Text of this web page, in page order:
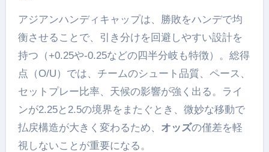
アジアンハンディキャップは、勝敗をハンデで均
衡させることで、引き分けを回避しやすい設計を
持つ（+0.25や-0.25などの四半分岐も特徴）。総得
点（O/U）では、チームのシュート品質、ペース、
セットプレー比率、天候の影響が強く出る。ライ
ンが2.25と2.5の境界をまたぐとき、微妙な移動で
払戻構造が大きく変わるため、 オッズの僅差を軽
視しないことが重要になる。